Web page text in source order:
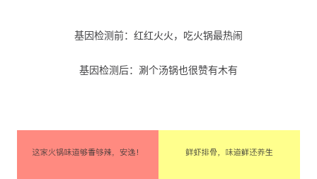
基因检测前：红红火火，吃火锅最热闹
基因检测后：涮个汤锅也很赞有木有